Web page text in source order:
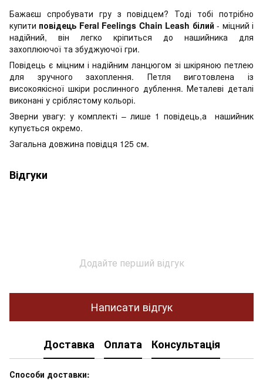
Бажаєш спробувати гру з повідцем? Тоді тобі потрібно
купити повідець Feral Feelings Chain Leash білий - міцний і
надійний, він легко кріпиться до нашийника для
захоплюючої та збуджуючої гри.
Повідець є міцним і надійним ланцюгом зі шкіряною петлею
для зручного захоплення. Петля виготовлена із
високоякісної шкіри рослинного дублення. Металеві деталі
виконані у сріблястому кольорі.
Зверни увагу: у комплекті – лише 1 повідець,а нашийник
купується окремо.
Загальна довжина повідця 125 см.
Відгуки
Додайте перший відгук
Написати відгук
Доставка Оплата Консультація
Способи доставки: